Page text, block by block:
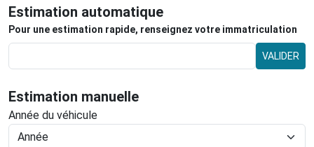
Estimation automatique
Pour une estimation rapide, renseignez votre immatriculation
VALIDER
Estimation manuelle
Année du véhicule